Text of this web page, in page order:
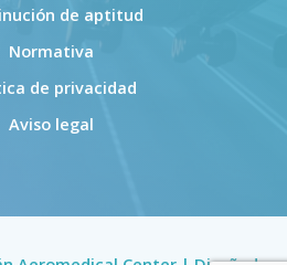
de aptitud
Normativa
de privacidad
Aviso legal